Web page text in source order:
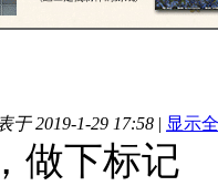
于 2019-1-29 17:58 | 显示
做下标记